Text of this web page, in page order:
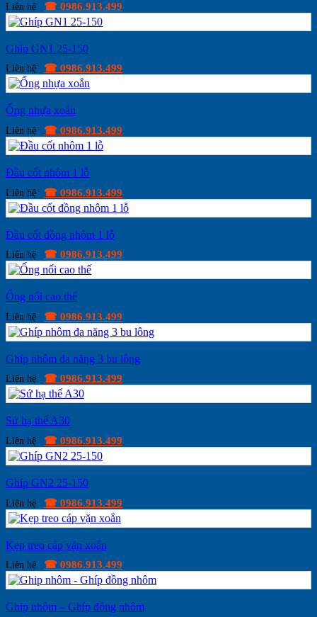
Liên hệ ☎ 0986.913.499
Ghíp GN1 25-150
Liên hệ ☎ 0986.913.499
Ống nhựa xoắn
Liên hệ ☎ 0986.913.499
Đầu cốt nhôm 1 lỗ
Liên hệ ☎ 0986.913.499
Đầu cốt đồng nhôm 1 lỗ
Liên hệ ☎ 0986.913.499
Ống nối cao thế
Liên hệ ☎ 0986.913.499
Ghíp nhôm đa năng 3 bu lông
Liên hệ ☎ 0986.913.499
Sứ hạ thế A30
Liên hệ ☎ 0986.913.499
Ghíp GN2 25-150
Liên hệ ☎ 0986.913.499
Kẹp treo cáp vặn xoắn
Liên hệ ☎ 0986.913.499
Ghip nhôm – Ghíp đồng nhôm